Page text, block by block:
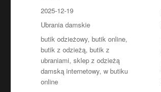
Opublikowano
2025-12-19
Kategorie
Ubrania damskie
Tagi
butik odzieżowy,butik online,
butik z odzieżą,butik z
ubraniami,sklep z odzieżą
damską internetowy,w butiku
online